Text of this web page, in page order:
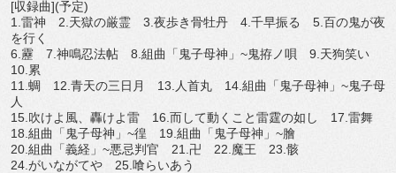
[収録曲](予定)
1.雷神 2.天獄の厳霊 3.夜歩き骨牡丹 4.千早振る 5.百の鬼が夜
を行く
6.靂 7.神鳴忍法帖 8.組曲「鬼子母神」~鬼拵ノ唄 9.天狗笑い
10.累
11.蜩 12.青天の三日月 13.人首丸 14.組曲「鬼子母神」~鬼子母
人
15.吹けよ風、轟けよ雷 16.而して動くこと雷霆の如し 17.雷舞
18.組曲「鬼子母神」~徨 19.組曲「鬼子母神」~膾
20.組曲「義経」~悪忌判官 21.卍 22.魔王 23.骸
24.がいながてや 25.喰らいあう